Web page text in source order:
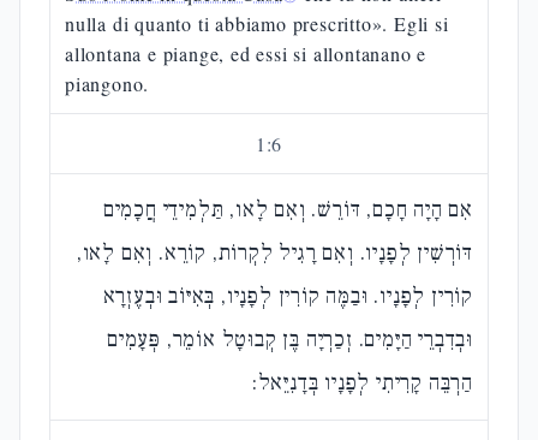
nulla di quanto ti abbiamo prescritto». Egli si
allontana e piange, ed essi si allontanano e
piangono.
1 :6
אִם הָיָה חָכָם, דּוֹרֵשׁ. וְאִם לָאו, תַּלְמִידֵי חֲכָמִים
דּוֹרְשִׁין לְפָנָיו. וְאִם רָגִיל לִקְרוֹת, קוֹרֵא. וְאִם לָאו,
קוֹרִין לְפָנָיו. וּבַמֶּה קוֹרִין לְפָנָיו, בְּאִיּוֹב וּבְעֶזְרָא
וּבְדִבְרֵי הַיָּמִים. זְכַרְיָה בֶּן קְבוּטָל אוֹמֵר, פְּעָמִים
הַרְבֵּה קָרִיתִי לְפָנָיו בְּדָנִיֵּאל: